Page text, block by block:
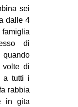
sei
dalle 4
famiglia
di
volte di
a tutti i
rabbia
in gita